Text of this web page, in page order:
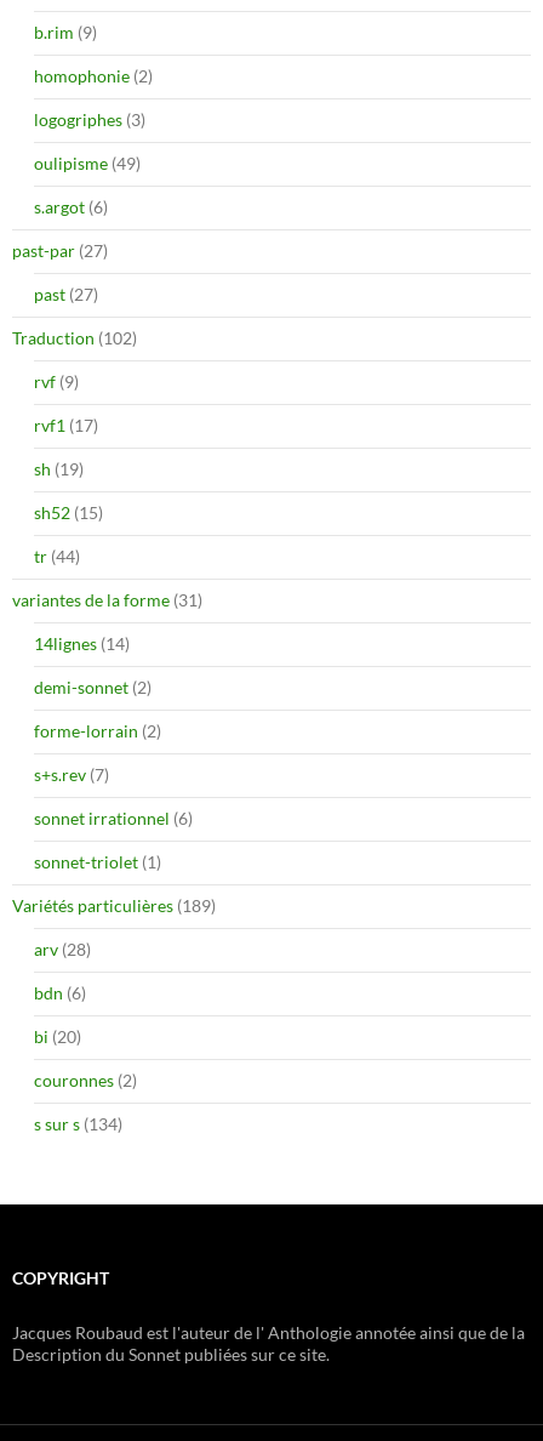
b.rim (9)
homophonie (2)
logogriphes (3)
oulipisme (49)
s.argot (6)
past-par (27)
past (27)
Traduction (102)
rvf (9)
rvf1 (17)
sh (19)
sh52 (15)
tr (44)
variantes de la forme (31)
14lignes (14)
demi-sonnet (2)
forme-lorrain (2)
s+s.rev (7)
sonnet irrationnel (6)
sonnet-triolet (1)
Variétés particulières (189)
arv (28)
bdn (6)
bi (20)
couronnes (2)
s sur s (134)
COPYRIGHT
Jacques Roubaud est l'auteur de l' Anthologie annotée ainsi que de la
Description du Sonnet publiées sur ce site.